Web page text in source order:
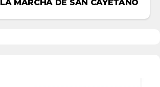
LA MARCHA DE SAN CAYETANO